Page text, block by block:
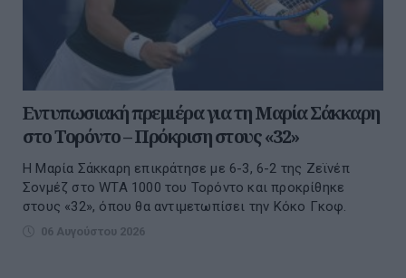
Εντυπωσιακή πρεμιέρα για τη Μαρία Σάκκαρη
στο Τορόντο – Πρόκριση στους «32»
Η Μαρία Σάκκαρη επικράτησε με 6-3, 6-2 της Ζεϊνέπ
Σονμέζ στο WTA 1000 του Τορόντο και προκρίθηκε
στους «32», όπου θα αντιμετωπίσει την Κόκο Γκοφ.
06 Αυγούστου 2026